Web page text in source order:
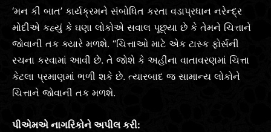
‘મન કી બાત’ કાર્યક્રમને સંબોધિત કરતા વડાપ્રધાન નરેન્દ્ર
મોદીએ કહ્યું કે ઘણા લોકોએ સવાલ પૂછ્યા છે કે તેમને ચિત્તાને
જોવાની તક ક્યારે મળશે. “ચિત્તાઓ માટે એક ટાસ્ક ફોર્સની
રચના કરવામાં આવી છે. તે જોશે કે અહીંના વાતાવરણમાં ચિત્તા
કેટલા પ્રમાણમાં ભળી શકે છે. ત્યારબાદ જ સામાન્ય લોકોને
ચિત્તાને જોવાની તક મળશે.
પીએમએ નાગરિકોને અપીલ કરી: